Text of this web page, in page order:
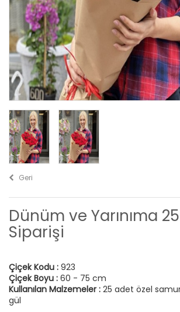
Geri
Dünüm ve Yarınıma
Siparişi
Çiçek Kodu : 923
Çiçek Boyu : 60 - 75 cm
Kullanılan Malzemeler : 25 adet özel
gül